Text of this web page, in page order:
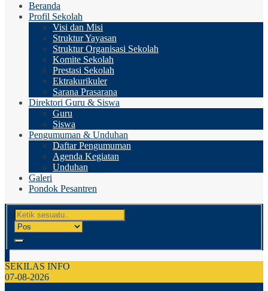
Beranda
Profil Sekolah
Visi dan Misi
Struktur Yayasan
Struktur Organisasi Sekolah
Komite Sekolah
Prestasi Sekolah
Ektrakurikuler
Sarana Prasarana
Direktori Guru & Siswa
Guru
Siswa
Pengumuman & Unduhan
Daftar Pengumuman
Agenda Kegiatan
Unduhan
Galeri
Pondok Pesantren
SEKILAS INFO
07-08-2026